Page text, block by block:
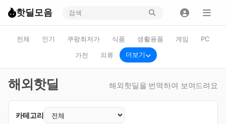
핫딜모음
전체 인기 쿠팡최저가 식품 생활용품 게임
PC
가전
의류 더보기
해외핫딜 해외핫딜을 번역하여 보여드려요
카테고리